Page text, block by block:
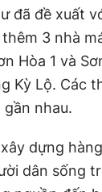
Bạn cần
Liên hệ
đã đề xuất
3 nhà
Hòa 1 và
Kỳ Lộ. Các
nhau.
dựng
dân sống